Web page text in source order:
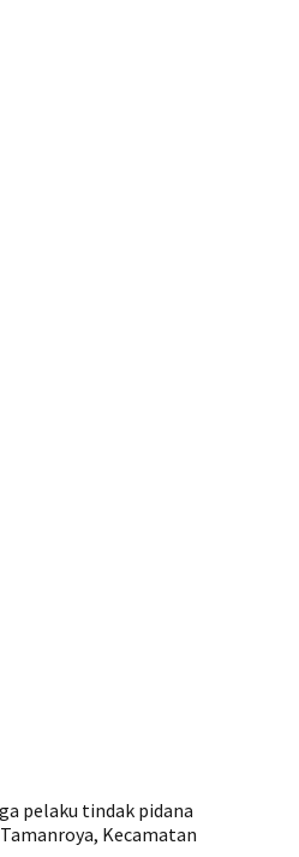
pelaku tindak pidana
Kecamatan